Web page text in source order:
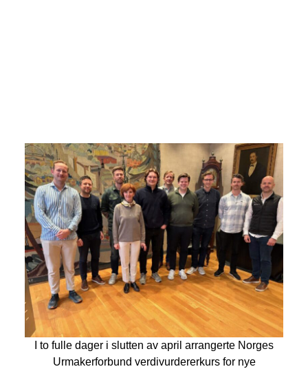
I to fulle dager i slutten av april arrangerte Norges
Urmakerforbund verdivurdererkurs for nye